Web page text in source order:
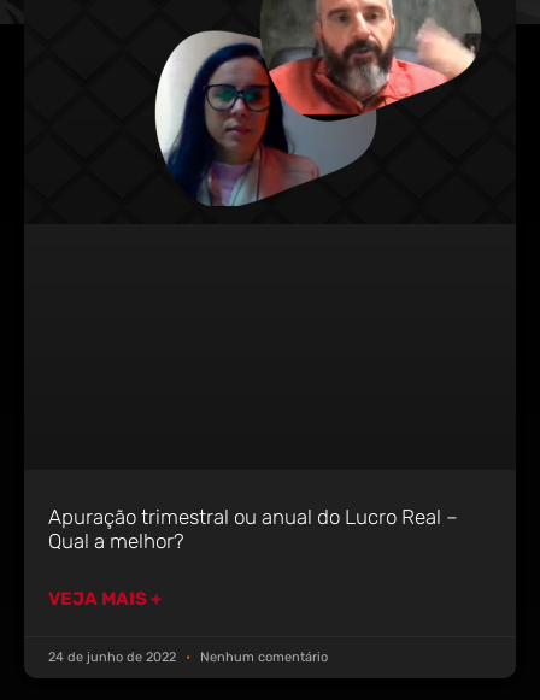
Apuração trimestral ou anual do Lucro Real –
Qual a melhor?
VEJA MAIS +
24 de junho de 2022 Nenhum comentário